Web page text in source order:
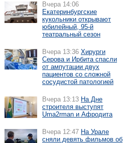
Вчера 14:06
Екатеринбургские
кукольники открывают
юбилейный, 95-й
театральный сезон
Вчера 13:36 Хирурги
Серова и Ирбита спасли
от ампутации двух
пациентов со сложной
сосудистой патологией
Вчера 13:13 На Дне
строителя выступят
Uma2rman и Афродита
Вчера 12:47 На Урале
сняли девять фильмов об